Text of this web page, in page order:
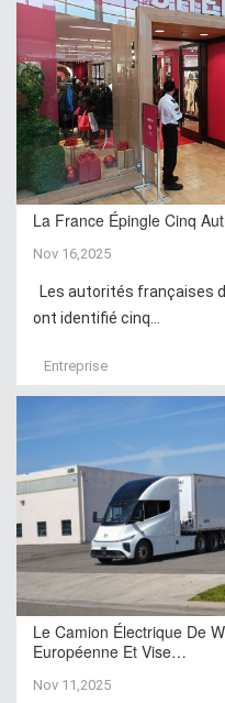
La France Épingle Cinq
Nov 16,2025
Les autorités françaises
ont identifié cinq...
Entreprise
Le Camion Électrique De
Européenne Et Vise…
Nov 11,2025